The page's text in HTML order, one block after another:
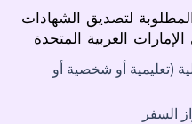
لتصديق الشهادات
العربية المتحدة
(تعليمية أو شخصية أو
السفر